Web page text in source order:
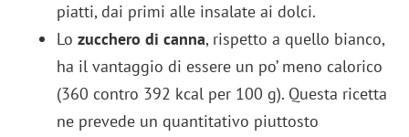
piatti, dai primi alle insalate ai dolci.
Lozucchero di canna, rispetto a quello bianco,
ha il vantaggio di essere un po’ meno calorico
(360 contro 392 kcal per 100 g). Questa ricetta
ne prevede un quantitativo piuttosto